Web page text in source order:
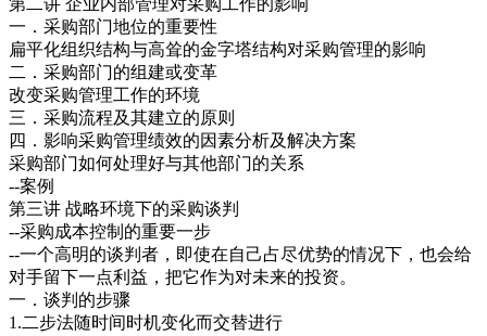
第二讲 企业内部管理对采购工作的影响
一．采购部门地位的重要性
扁平化组织结构与高耸的金字塔结构对采购管理的影响
二．采购部门的组建或变革
改变采购管理工作的环境
三．采购流程及其建立的原则
四．影响采购管理绩效的因素分析及解决方案
采购部门如何处理好与其他部门的关系
--案例
第三讲 战略环境下的采购谈判
--采购成本控制的重要一步
--一个高明的谈判者，即使在自己占尽优势的情况下，也会给
对手留下一点利益，把它作为对未来的投资。
一．谈判的步骤
1.二步法随时间时机变化而交替进行